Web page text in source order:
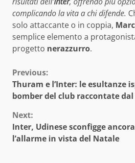
complicando la vita a chi difende.
solo attaccante o in coppia,
semplice elemento a
progetto nerazzurro.
Continue
Reading
Previous:
Thuram e l’Inter: le esultanze
bomber del club raccontate
Next:
Inter, Udinese sconfigge
l’allarme in vista del Natale